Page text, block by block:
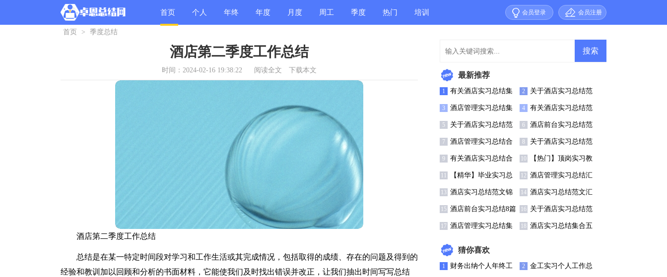
首页 个人 年终 年度 月度 周工 季度 热门 培训 会员登录 会员注册
首页 > 季度总结
酒店第二季度工作总结
时间：2024-02-16 19:38:22 阅读全文 下载本文
酒店第二季度工作总结
总结是在某一特定时间段对学习和工作生活或其完成情况，包括取得的成绩、存在的问题及得到的
经验和教训加以回顾和分析的书面材料，它能使我们及时找出错误并改正，让我们抽出时间写写总结
最新推荐
1 有关酒店实习总结集
锦八篇
2 关于酒店实习总结范
文8篇
3 酒店管理实习总结集
合5篇
4 有关酒店实习总结范
文汇总八篇
5 关于酒店实习总结范
文汇总八篇
6 酒店前台实习总结范
文汇编6篇
7 酒店管理实习总结合
集5篇
8 关于酒店实习总结范
文集合十篇
9 有关酒店实习总结合
集6篇
10 【热门】顶岗实习教
师总结模板合集六篇
11 【精华】毕业实习总
结锦集七篇
12 酒店管理实习总结汇
编九篇
13 酒店实习总结范文锦
集六篇
14 酒店实习总结范文汇
编9篇
15 酒店前台实习总结8篇 16 关于酒店实习总结范
文十篇
17 酒店管理实习总结集 18 酒店实习总结集合五
猜你喜欢
1 财务出纳个人年终工 2 金工实习个人工作总